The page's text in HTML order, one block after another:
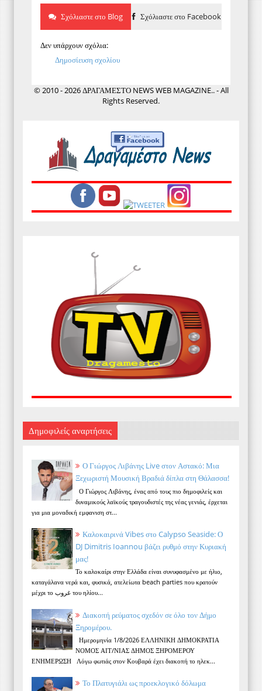
Σχόλιαστε στο Blog Σχόλιαστε στο Facebook
Δεν υπάρχουν σχόλια:
Δημοσίευση σχολίου
© 2010 - 2026 ΔΡΑΓΑΜΕΣΤΟ NEWS WEB MAGAZINE.. - All
Rights Reserved.
Δημοφιλείς αναρτήσεις
Ο Γιώργος Λιβάνης Live στον Αστακό: Μια
Ξεχωριστή Μουσική Βραδιά δίπλα στη Θάλασσα!
Ο Γιώργος Λιβάνης, ένας από τους πιο δημοφιλείς και
δυναμικούς λαϊκούς τραγουδιστές της νέας γενιάς, έρχεται
για μια μοναδική εμφανιση στ...
Καλοκαιρινά Vibes στο Calypso Seaside: Ο
DJ Dimitris Ioannou βάζει ρυθμό στην Κυριακή
μας!
Το καλοκαίρι στην Ελλάδα είναι συνυφασμένο με ήλιο,
καταγάλανα νερά και, φυσικά, ατελείωτα beach parties που κρατούν
μέχρι το غروب του ηλίου...
Διακοπή ρεύματος σχεδόν σε όλο τον Δήμο
Ξηρομέρου.
Ημερομηνία 1/8/2026 ΕΛΛΗΝΙΚΗ ΔΗΜΟΚΡΑΤΙΑ
ΝΟΜΟΣ ΑΙΤ/ΝΙΑΣ ΔΗΜΟΣ ΞΗΡΟΜΕΡΟΥ
ΕΝΗΜΕΡΩΣΗ Λόγω φωτιάς στον Κουβαρά έχει διακοπή το ηλεκ...
Το Πλατυγιάλι ως προεκλογικό δόλωμα